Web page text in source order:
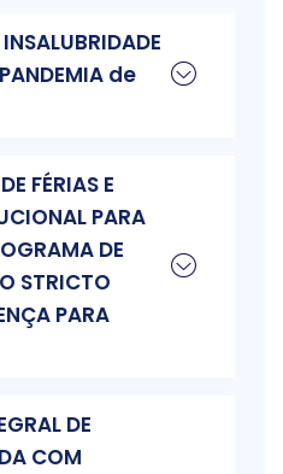
de
FÉRIAS E
PARA
DE
STRICTO
PARA
DE
COM